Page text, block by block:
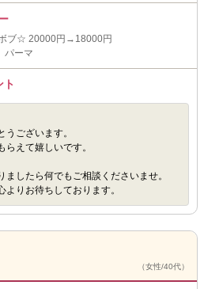
ブ☆ 20000円→18000円
パーマ
ございます。
えて嬉しいです。
ましたら何でもご相談くださいませ。
りお待ちしております。
（女性/40代）